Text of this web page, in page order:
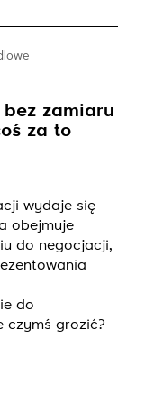
zamiaru
za to
wydaje się
obejmuje
do negocjacji,
do
czymś grozić?